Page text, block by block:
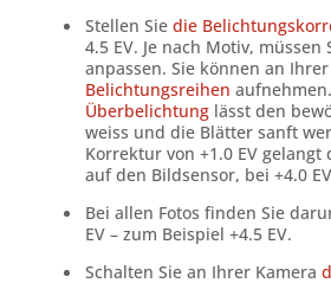
Stellen Sie die
4.5 EV. Je nach Motiv, müssen
anpassen. Sie können an
Belichtungsreihen
Überbelichtung lässt den
weiss und die Blätter sanft
Korrektur von +1.0 EV
auf den Bildsensor, bei +4.0
Bei allen Fotos finden Sie
EV – zum Beispiel +4.5 EV.
Schalten Sie an Ihrer Kamera